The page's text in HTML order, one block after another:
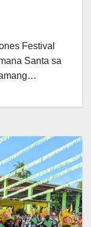
Festival
Santa sa